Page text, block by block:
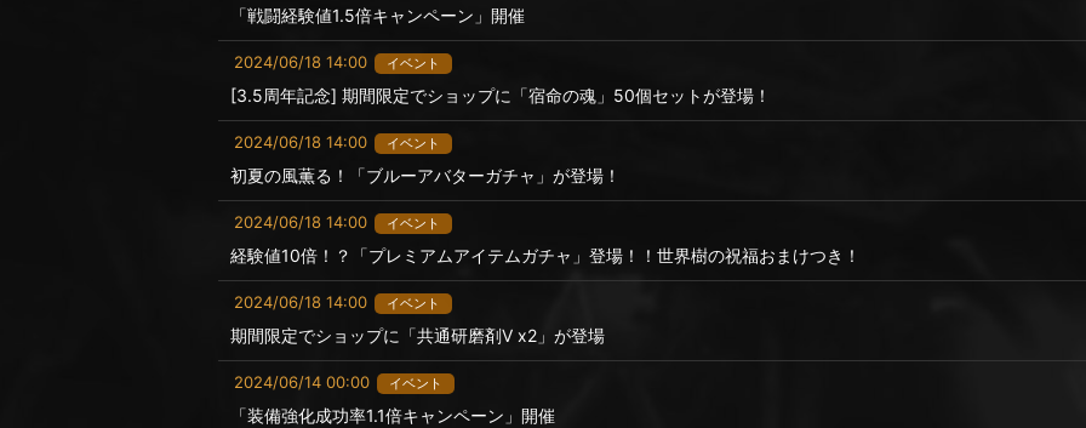
「戦闘経験値1.5倍キャンペーン」開催
2024/06/18 14:00 イベント
[3.5周年記念] 期間限定でショップに「宿命の魂」50個セットが登場！
2024/06/18 14:00 イベント
初夏の風薫る！「ブルーアバターガチャ」が登場！
2024/06/18 14:00 イベント
経験値10倍！？「プレミアムアイテムガチャ」登場！！世界樹の祝福おまけつき！
2024/06/18 14:00 イベント
期間限定でショップに「共通研磨剤Ⅴ x2」が登場
2024/06/14 00:00 イベント
「装備強化成功率1.1倍キャンペーン」開催